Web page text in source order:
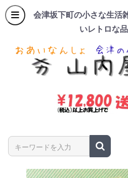
会津坂下町の小さな生活
いレトロな
商品名やキーワードを入力